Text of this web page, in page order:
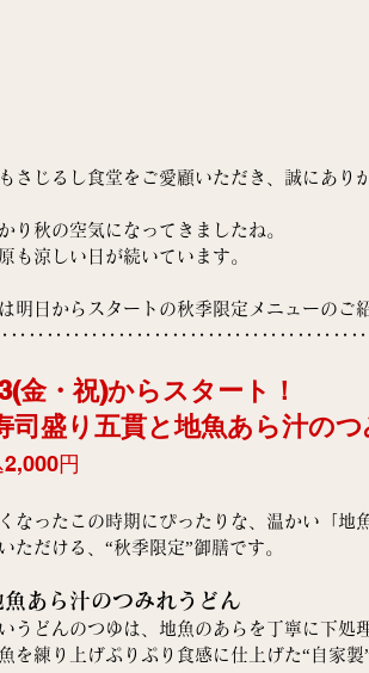
さじるし食堂をご愛顧いただき、誠にあり
り秋の空気になってきましたね。
も涼しい日が続いています。
明日からスタートの秋季限定メニューのご
金・祝)からスタート！
司盛り五貫と地魚あら汁の
円
なったこの時期にぴったりな、温かい「地
ただける、“秋季限定”御膳です。
あら汁のつみれうどん
うどんのつゆは、地魚のあらを丁寧に下処
を練り上げぷりぷり食感に仕上げた“自家